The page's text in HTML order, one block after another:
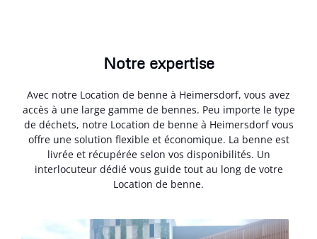
Notre expertise
Avec notre Location de benne à Heimersdorf, vous avez
accès à une large gamme de bennes. Peu importe le type
de déchets, notre Location de benne à Heimersdorf vous
offre une solution flexible et économique. La benne est
livrée et récupérée selon vos disponibilités. Un
interlocuteur dédié vous guide tout au long de votre
Location de benne.